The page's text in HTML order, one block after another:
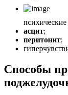
психические
асцит;
перитонит;
Способы